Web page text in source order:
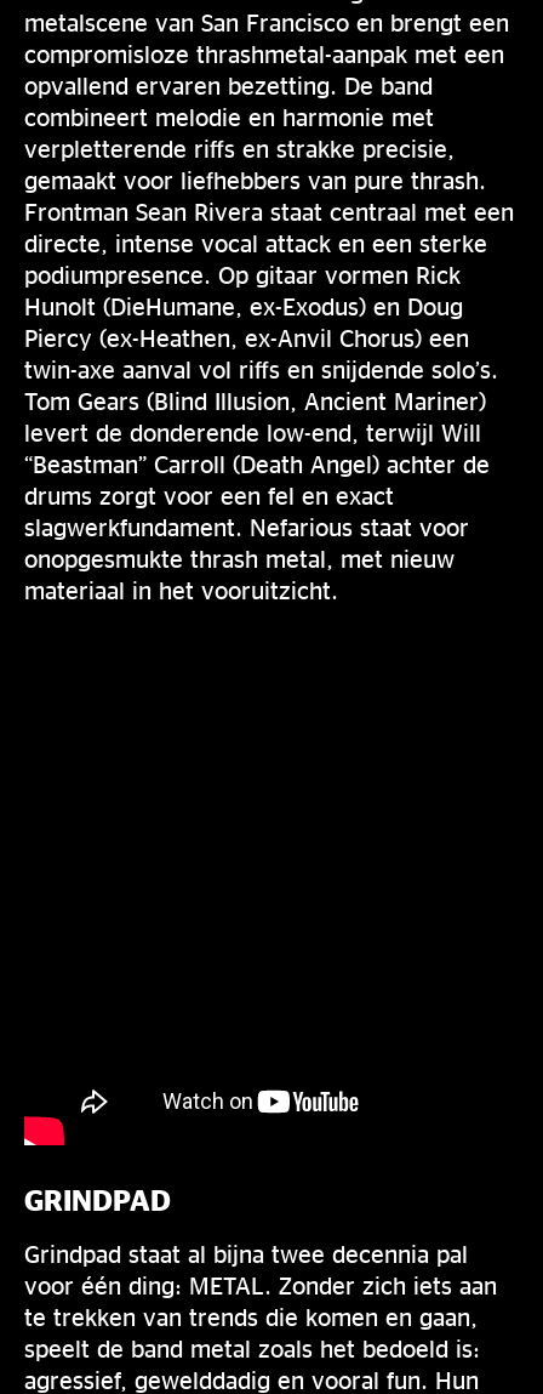
metalscene van San Francisco en brengt een
compromisloze thrashmetal-aanpak met een
opvallend ervaren bezetting. De band
combineert melodie en harmonie met
verpletterende riffs en strakke precisie,
gemaakt voor liefhebbers van pure thrash.
Frontman Sean Rivera staat centraal met een
directe, intense vocal attack en een sterke
podiumpresence. Op gitaar vormen Rick
Hunolt (DieHumane, ex-Exodus) en Doug
Piercy (ex-Heathen, ex-Anvil Chorus) een
twin-axe aanval vol riffs en snijdende solo’s.
Tom Gears (Blind Illusion, Ancient Mariner)
levert de donderende low-end, terwijl Will
“Beastman” Carroll (Death Angel) achter de
drums zorgt voor een fel en exact
slagwerkfundament. Nefarious staat voor
onopgesmukte thrash metal, met nieuw
materiaal in het vooruitzicht.
GRINDPAD
Grindpad staat al bijna twee decennia pal
voor één ding: METAL. Zonder zich iets aan
te trekken van trends die komen en gaan,
speelt de band metal zoals het bedoeld is:
agressief, gewelddadig en vooral fun. Hun